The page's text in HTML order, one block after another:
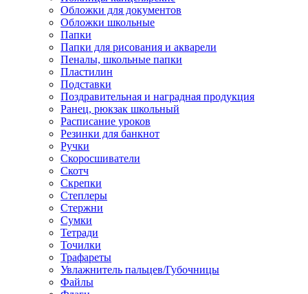
Обложки для документов
Обложки школьные
Папки
Папки для рисования и акварели
Пеналы, школьные папки
Пластилин
Подставки
Поздравительная и наградная продукция
Ранец, рюкзак школьный
Расписание уроков
Резинки для банкнот
Ручки
Скоросшиватели
Скотч
Скрепки
Степлеры
Стержни
Сумки
Тетради
Точилки
Трафареты
Увлажнитель пальцев/Губочницы
Файлы